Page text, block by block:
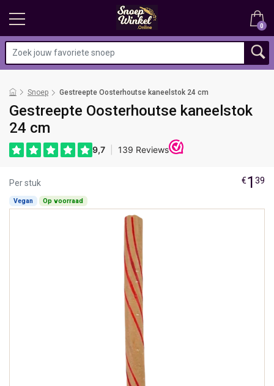
0
Snoep Gestreepte Oosterhoutse kaneelstok 24 cm
Gestreepte Oosterhoutse kaneelstok
24 cm
Per stuk €1 39
Vegan Op voorraad